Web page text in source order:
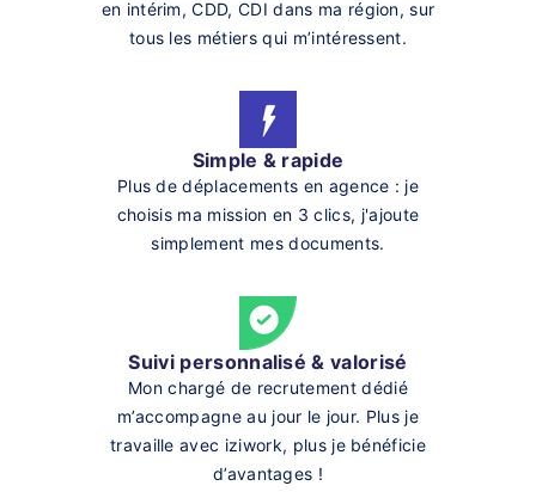
en intérim, CDD, CDI dans ma région, sur
tous les métiers qui m’intéressent.
Simple & rapide
Plus de déplacements en agence : je
choisis ma mission en 3 clics, j'ajoute
simplement mes documents.
Suivi personnalisé & valorisé
Mon chargé de recrutement dédié
m’accompagne au jour le jour. Plus je
travaille avec iziwork, plus je bénéficie
d’avantages !